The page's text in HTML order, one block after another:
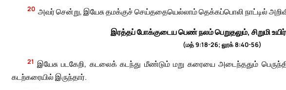
20 அவர் சென்று, இயேசு தமக்குச் செய்ததையெல்லாம் தெக்கப்பொலி நாட்டில்
இரத்தப் போக்குடைய பெண் நலம் பெறுதலும், சிறுமி
(மத் 9:18-26; லூக் 8:40-56)
21 இயேசு படகேறி, கடலைக் கடந்து மீண்டும் மறு கரையை அடைந்ததும்
கடற்கரையில் இருந்தார்.